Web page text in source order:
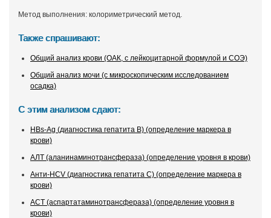
Метод выполнения: колориметрический метод.
Также спрашивают:
Общий анализ крови (ОАК, с лейкоцитарной формулой и СОЭ)
Общий анализ мочи (с микроскопическим исследованием
осадка)
С этим анализом сдают:
HBs-Ag (диагностика гепатита В) (определение маркера в
крови)
АЛТ (аланинаминотрансфераза) (определение уровня в крови)
Анти-HCV (диагностика гепатита С) (определение маркера в
крови)
АСТ (аспартатаминотрансфераза) (определение уровня в
крови)